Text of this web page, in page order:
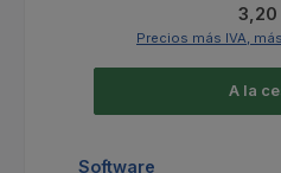
3,20
Precios más IVA,
A la
Omitir la galería de
Software